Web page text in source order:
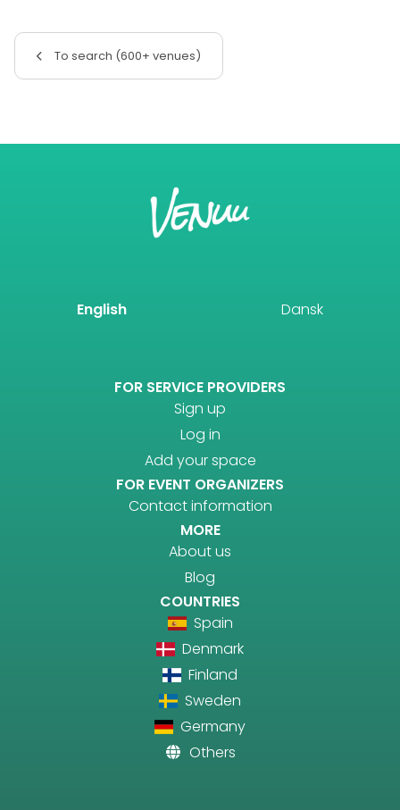
To search (600+ venues)
English Dansk
FOR SERVICE PROVIDERS
Sign up
Log in
Add your space
FOR EVENT ORGANIZERS
Contact information
MORE
About us
Blog
COUNTRIES
Spain
Denmark
Finland
Sweden
Germany
Others